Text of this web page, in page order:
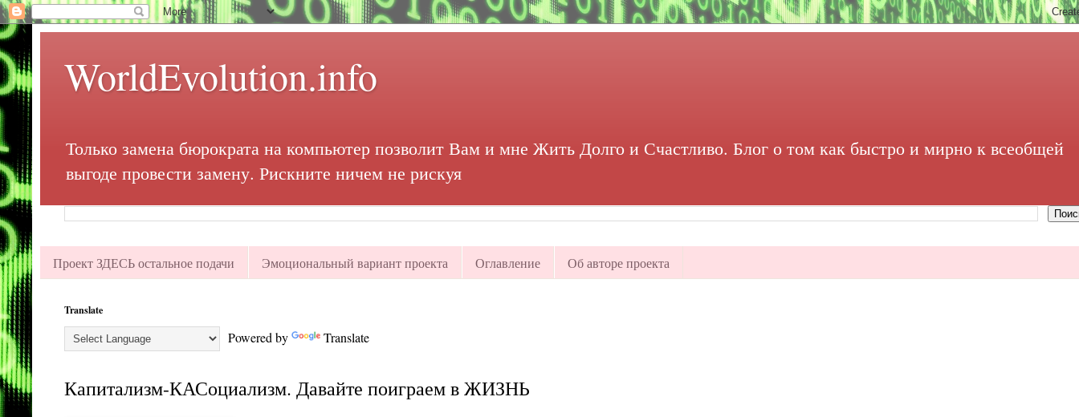
WorldEvolution.info
Только замена бюрократа на компьютер позволит Вам и мне Жить Долго и Счастливо. Блог о том как быстро и мирно к всеобщей
выгоде провести замену. Рискните ничем не рискуя
Проект ЗДЕСЬ остальное подачи Эмоциональный вариант проекта Оглавление Об авторе проекта
Translate
Powered by Translate
Капитализм-КАСоциализм. Давайте поиграем в ЖИЗНЬ